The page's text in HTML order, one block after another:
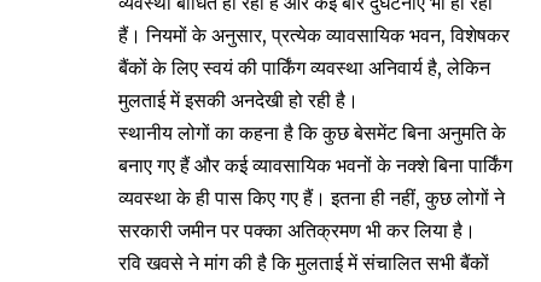
हैं। नियमों के अनुसार, प्रत्येक व्यावसायिक भवन, विशेषकर
बैंकों के लिए स्वयं की पार्किंग व्यवस्था अनिवार्य है, लेकिन
मुलताई में इसकी अनदेखी हो रही है।
स्थानीय लोगों का कहना है कि कुछ बेसमेंट बिना अनुमति के
बनाए गए हैं और कई व्यावसायिक भवनों के नक्शे बिना पार्किंग
व्यवस्था के ही पास किए गए हैं। इतना ही नहीं, कुछ लोगों ने
सरकारी जमीन पर पक्का अतिक्रमण भी कर लिया है।
रवि खवसे ने मांग की है कि मुलताई में संचालित सभी बैंकों